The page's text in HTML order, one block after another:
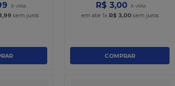
,99 sem juros
R$ 3,00
em até 1x R$ 3,00 sem juros
COMPRAR